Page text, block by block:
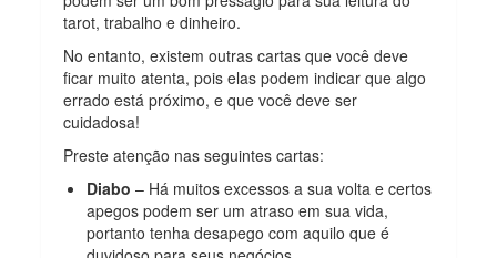
tarot, trabalho e dinheiro.
No entanto, existem outras cartas que você deve
ficar muito atenta, pois elas podem indicar que algo
errado está próximo, e que você deve ser
cuidadosa!
Preste atenção nas seguintes cartas:
Diabo – Há muitos excessos a sua volta e certos
apegos podem ser um atraso em sua vida,
portanto tenha desapego com aquilo que é